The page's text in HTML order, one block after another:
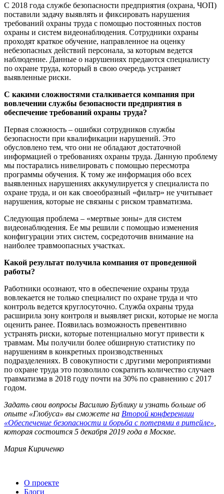
С 2018 года службе безопасности предприятия (охрана, ЧОП)
поставили задачу выявлять и фиксировать нарушения
требований охраны труда с помощью постоянных постов
охраны и систем видеонаблюдения. Сотрудники охраны
проходят краткое обучение, направленное на оценку
небезопасных действий персонала, за которым ведется
наблюдение. Данные о нарушениях предаются специалисту
по охране труда, который в свою очередь устраняет
выявленные риски.
С какими сложностями сталкивается компания при
вовлечении службы безопасности предприятия в
обеспечение требований охраны труда?
Первая сложность – ошибки сотрудников службы
безопасности при квалификации нарушений. Это
обусловлено тем, что они не обладают достаточной
информацией о требованиях охраны труда. Данную проблему
мы постарались нивелировать с помощью пересмотра
программы обучения. К тому же информация обо всех
выявленных нарушениях аккумулируется у специалиста по
охране труда, и он как своеобразный «фильтр» не учитывает
нарушения, которые не связаны с риском травматизма.
Следующая проблема – «мертвые зоны» для систем
видеонаблюдения. Ее мы решили с помощью изменения
конфигурации этих систем, сосредоточив внимание на
наиболее травмоопасных участках.
Какой результат получила компания от проведенной
работы?
Работники осознают, что в обеспечение охраны труда
вовлекается не только специалист по охране труда и что
контроль ведется круглосуточно. Служба охраны труда
расширила зону контроля и выявляет риски, которые не могла
оценить ранее. Появилась возможность превентивно
устранять риски, которые потенциально могут привести к
травмам. Мы получили более обширную статистику по
нарушениям в конкретных производственных
подразделениях. В совокупности с другими мероприятиями
по охране труда это позволило сократить количество случаев
травматизма в 2018 году почти на 30% по сравнению с 2017
годом.
Задать свои вопросы Василию Бублику и узнать больше об
опыте «Глобуса» вы сможете на Второй конференции
«Обеспечение безопасности и борьба с потерями в ритейле»
которая состоится 5 декабря 2019 года в Москве.
Мария Кириченко
О проекте
Блоги